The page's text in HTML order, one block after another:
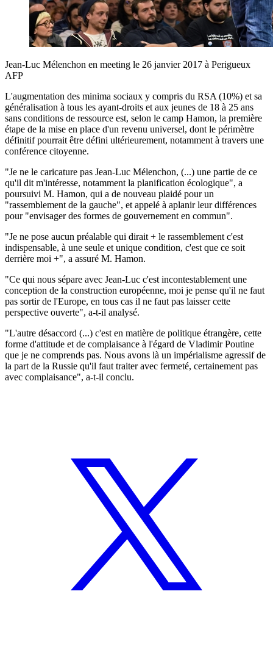
Jean-Luc Mélenchon en meeting le 26 janvier 2017 à Perigueux
AFP
L'augmentation des minima sociaux y compris du RSA (10%) et sa
généralisation à tous les ayant-droits et aux jeunes de 18 à 25 ans
sans conditions de ressource est, selon le camp Hamon, la première
étape de la mise en place d'un revenu universel, dont le périmètre
définitif pourrait être défini ultérieurement, notamment à travers une
conférence citoyenne.
"Je ne le caricature pas Jean-Luc Mélenchon, (...) une partie de ce
qu'il dit m'intéresse, notamment la planification écologique", a
poursuivi M. Hamon, qui a de nouveau plaidé pour un
"rassemblement de la gauche", et appelé à aplanir leur différences
pour "envisager des formes de gouvernement en commun".
"Je ne pose aucun préalable qui dirait + le rassemblement c'est
indispensable, à une seule et unique condition, c'est que ce soit
derrière moi +", a assuré M. Hamon.
"Ce qui nous sépare avec Jean-Luc c'est incontestablement une
conception de la construction européenne, moi je pense qu'il ne faut
pas sortir de l'Europe, en tous cas il ne faut pas laisser cette
perspective ouverte", a-t-il analysé.
"L'autre désaccord (...) c'est en matière de politique étrangère, cette
forme d'attitude et de complaisance à l'égard de Vladimir Poutine
que je ne comprends pas. Nous avons là un impérialisme agressif de
la part de la Russie qu'il faut traiter avec fermeté, certainement pas
avec complaisance", a-t-il conclu.